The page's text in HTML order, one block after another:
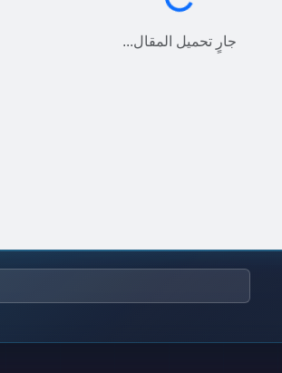
جارٍ التحميل...
جارٍ تحميل المقال...